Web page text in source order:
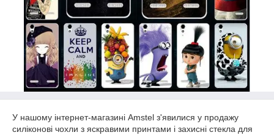
У нашому інтернет-магазині Amstel з'явилися у продажу
силіконові чохли з яскравими принтами і захисні стекла для